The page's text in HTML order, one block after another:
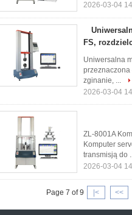
2026-03-04
FS,
Uniwersalna
przeznaczona
zginanie, ...
2026-03-04
ZL-8001A
Komputer
transmisją do
2026-03-04
Page 7 of 9 |< <<